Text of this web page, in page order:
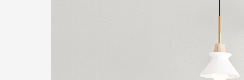
Смакові (капсула)